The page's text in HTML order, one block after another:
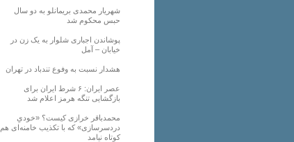
شهریار محمدی بریمانلو به دو سال
حبس محکوم شد
پوشاندن اجباری شلوار به یک زن در
خیابان – آمل
هشدار نسبت به وفوع تندباد در تهران
عصر ایران: ۶ شرط ایران برای
بازگشایی تنگه هرمز اعلام شد
محمدباقر خرازی کیست؟ «خودیِ
دردسرسازی» که با تکذیب خامنه‌ای هم
کوتاه نیامد